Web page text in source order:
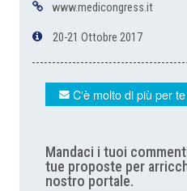
www.medicongress.it
20-21 Ottobre 2017
C'è molto di più per
Mandaci i tuoi
tue proposte per
nostro portale.